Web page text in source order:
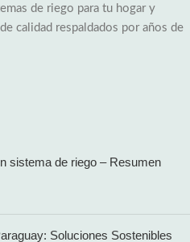
de riego para tu hogar y
calidad respaldados por años de
sistema de riego – Resumen
Soluciones Sostenibles